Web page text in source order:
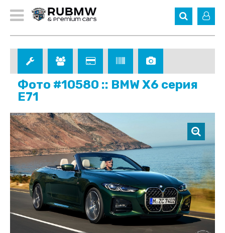
Фото #10580 :: BMW X6 серия
E71